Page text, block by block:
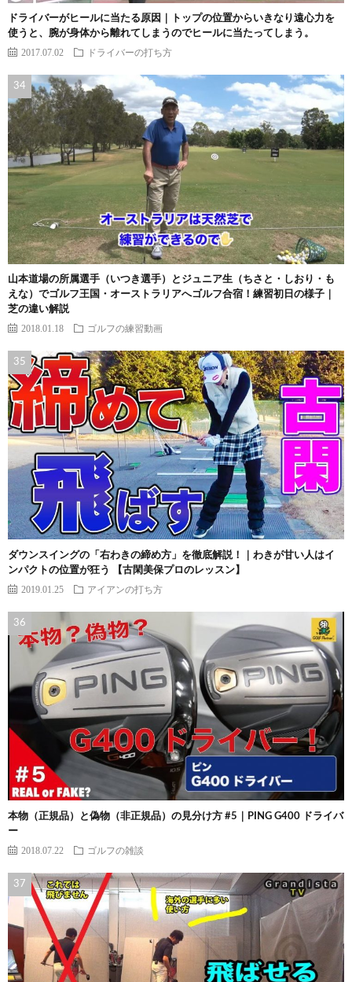
ドライバーがヒールに当たる原因｜トップの位置からいきなり遠心力を
使うと、腕が身体から離れてしまうのでヒールに当たってしまう。
2017.07.02 ドライバーの打ち方
山本道場の所属選手（いつき選手）とジュニア生（ちさと・しおり・も
えな）でゴルフ王国・オーストラリアへゴルフ合宿！練習初日の様子｜
芝の違い解説
2018.01.18 ゴルフの練習動画
ダウンスイングの「右わきの締め方」を徹底解説！｜わきが甘い人はイ
ンパクトの位置が狂う 【古閑美保プロのレッスン】
2019.01.25 アイアンの打ち方
本物（正規品）と偽物（非正規品）の見分け方 #5｜PING G400 ドライバ
ー
2018.07.22 ゴルフの雑談